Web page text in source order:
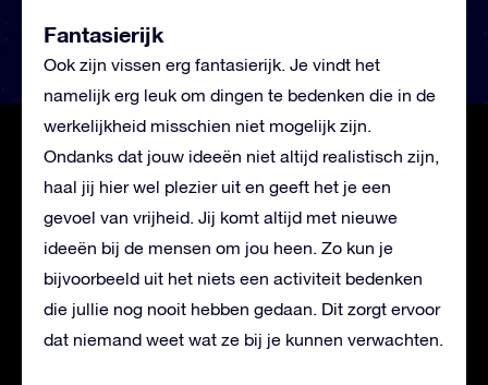
Fantasierijk
Ook zijn vissen erg fantasierijk. Je vindt het
namelijk erg leuk om dingen te bedenken die in de
werkelijkheid misschien niet mogelijk zijn.
Ondanks dat jouw ideeën niet altijd realistisch zijn,
haal jij hier wel plezier uit en geeft het je een
gevoel van vrijheid. Jij komt altijd met nieuwe
ideeën bij de mensen om jou heen. Zo kun je
bijvoorbeeld uit het niets een activiteit bedenken
die jullie nog nooit hebben gedaan. Dit zorgt ervoor
dat niemand weet wat ze bij je kunnen verwachten.